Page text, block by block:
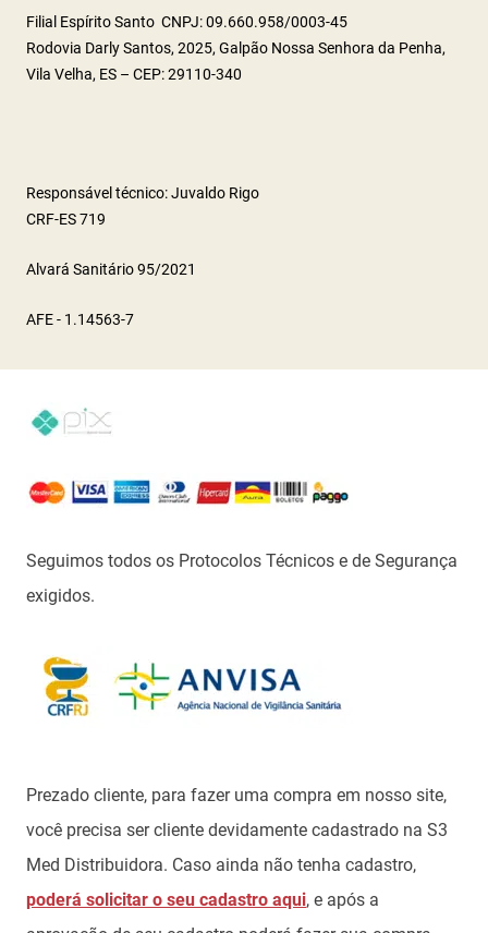
Filial Espírito Santo CNPJ: 09.660.958/0003-45
Rodovia Darly Santos, 2025, Galpão Nossa Senhora da Penha,
Vila Velha, ES – CEP: 29110-340
Responsável técnico: Juvaldo Rigo
CRF-ES 719
Alvará Sanitário 95/2021
AFE - 1.14563-7
Seguimos todos os Protocolos Técnicos e de Segurança
exigidos.
Prezado cliente, para fazer uma compra em nosso site,
você precisa ser cliente devidamente cadastrado na S3
Med Distribuidora. Caso ainda não tenha cadastro,
poderá solicitar o seu cadastro aqui, e após a